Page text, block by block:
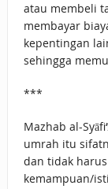
atau membeli
membayar
kepentingan
sehingga
***
Mazhab al-
umrah itu
dan tidak
kemampuan/